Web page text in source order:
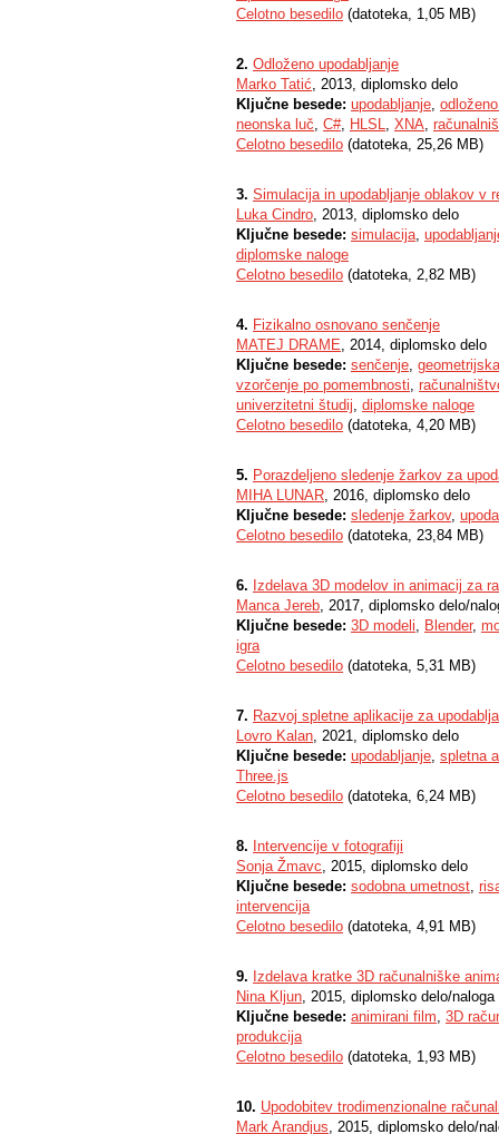
Celotno besedilo (datoteka, 1,05 MB)
2. Odloženo upodabljanje
Marko Tatić, 2013, diplomsko delo
Ključne besede: upodabljanje,
neonska luč, C#, HLSL, XNA,
Celotno besedilo (datoteka, 25,26 MB)
3. Simulacija in upodabljanje oblakov v
Luka Cindro, 2013, diplomsko delo
Ključne besede: simulacija,
diplomske naloge
Celotno besedilo (datoteka, 2,82 MB)
4. Fizikalno osnovano senčenje
MATEJ DRAME, 2014, diplomsko delo
Ključne besede: senčenje,
vzorčenje po pomembnosti,
univerzitetni študij, diplomske naloge
Celotno besedilo (datoteka, 4,20 MB)
5. Porazdeljeno sledenje žarkov za
MIHA LUNAR, 2016, diplomsko delo
Ključne besede: sledenje žarkov,
Celotno besedilo (datoteka, 23,84 MB)
6. Izdelava 3D modelov in animacij za
Manca Jereb, 2017, diplomsko delo/
Ključne besede: 3D modeli, Blender,
igra
Celotno besedilo (datoteka, 5,31 MB)
7. Razvoj spletne aplikacije za
Lovro Kalan, 2021, diplomsko delo
Ključne besede: upodabljanje, spletna
Three.js
Celotno besedilo (datoteka, 6,24 MB)
8. Intervencije v fotografiji
Sonja Žmavc, 2015, diplomsko delo
Ključne besede: sodobna umetnost,
intervencija
Celotno besedilo (datoteka, 4,91 MB)
9. Izdelava kratke 3D računalniške
Nina Kljun, 2015, diplomsko delo/naloga
Ključne besede: animirani film, 3D
produkcija
Celotno besedilo (datoteka, 1,93 MB)
10. Upodobitev trodimenzionalne
Mark Arandjus, 2015, diplomsko delo/